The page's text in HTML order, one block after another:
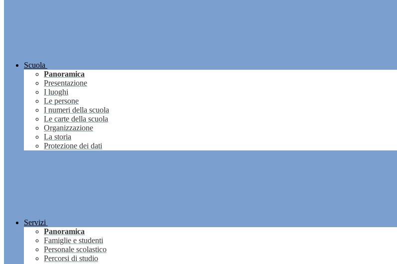
Scuola
Panoramica
Presentazione
I luoghi
Le persone
I numeri della scuola
Le carte della scuola
Organizzazione
La storia
Protezione dei dati
Servizi
Panoramica
Famiglie e studenti
Personale scolastico
Percorsi di studio